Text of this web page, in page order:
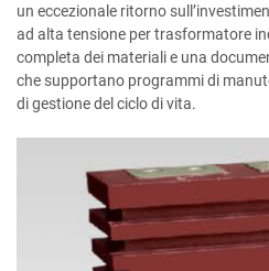
un eccezionale ritorno
ad alta tensione per trasformatore
completa dei materiali e una
che supportano programmi di
di gestione del ciclo di vita.